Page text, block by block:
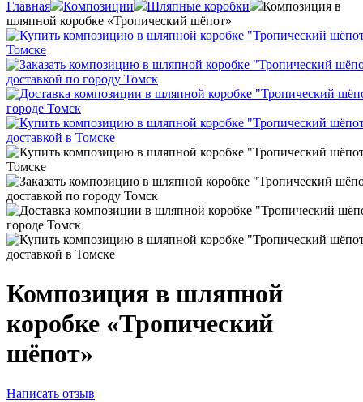
Главная Композиции Шляпные коробки
Композиция в
шляпной коробке «Тропический шёпот»
Композиция в шляпной
коробке «Тропический
шёпот»
Написать отзыв